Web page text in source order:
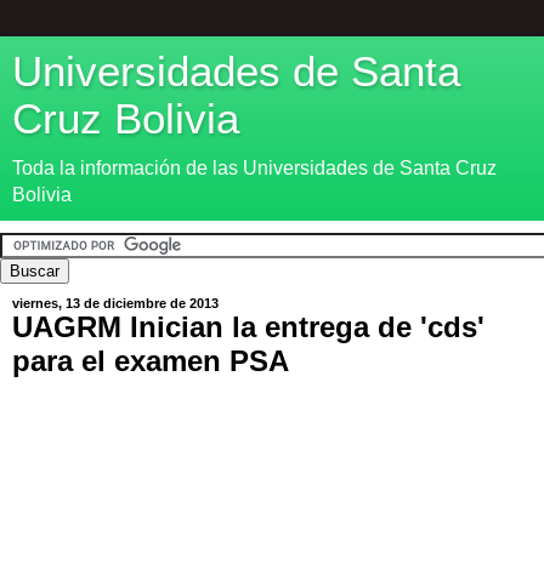
Universidades de Santa
Cruz Bolivia
Toda la información de las Universidades de Santa Cruz
Bolivia
viernes, 13 de diciembre de 2013
UAGRM Inician la entrega de 'cds'
para el examen PSA